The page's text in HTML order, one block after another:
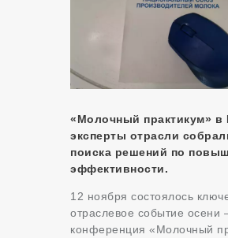
«Молочный практикум» в
эксперты отрасли
поиска решений по
эффективности.
12 ноября состоялось
отраслевое событие осени
конференция «Молочный